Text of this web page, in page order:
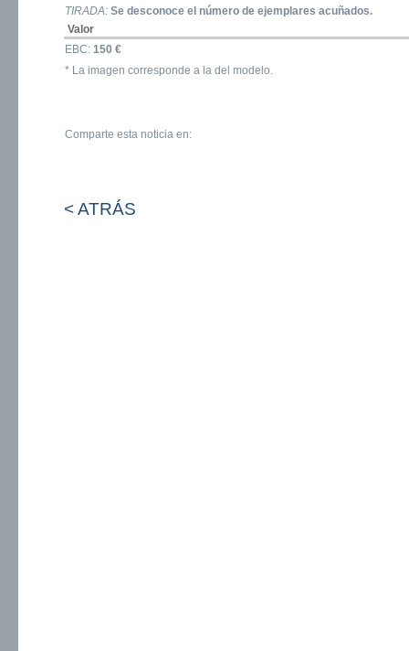
TIRADA: Se desconoce el número de ejemplares acuñados.
Valor
EBC: 150 €
* La imagen corresponde a la del modelo.
Comparte esta noticia en:
< ATRÁS